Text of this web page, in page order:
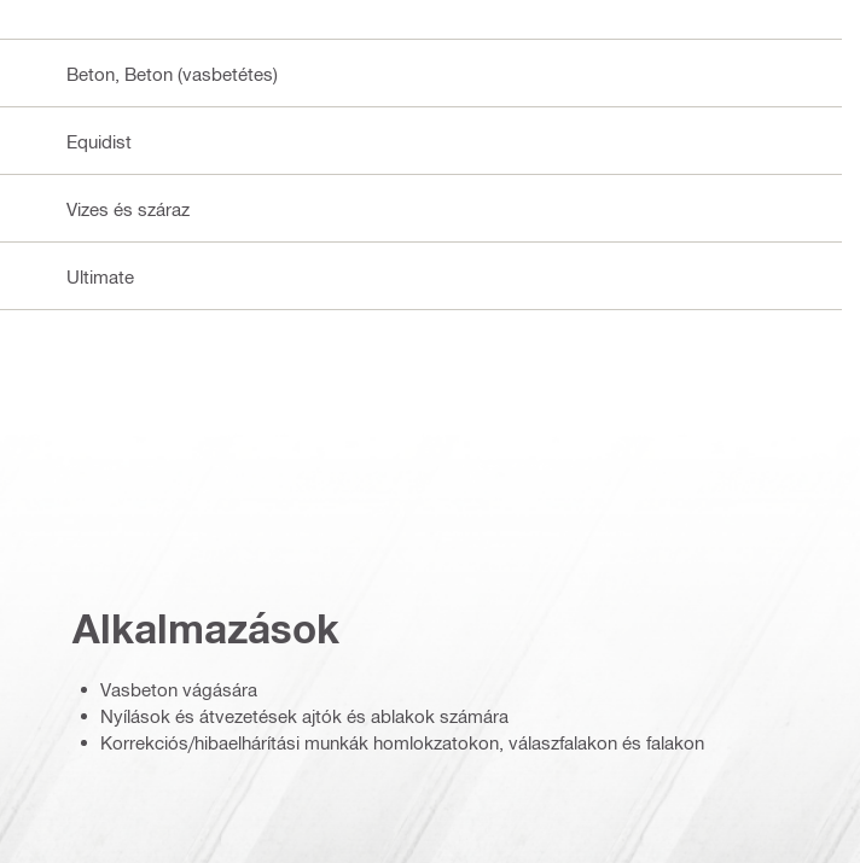
Beton, Beton (vasbetétes)
Equidist
Vizes és száraz
Ultimate
Alkalmazások
Vasbeton vágására
Nyílások és átvezetések ajtók és ablakok számára
Korrekciós/hibaelhárítási munkák homlokzatokon, válaszfalakon és falakon